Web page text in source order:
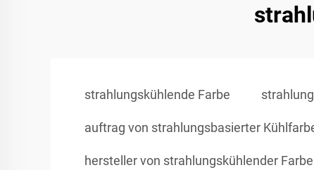
strahlungskühlende Farbe
auftrag von strahlungsbasierter
hersteller von strahlungskühlender Farbe